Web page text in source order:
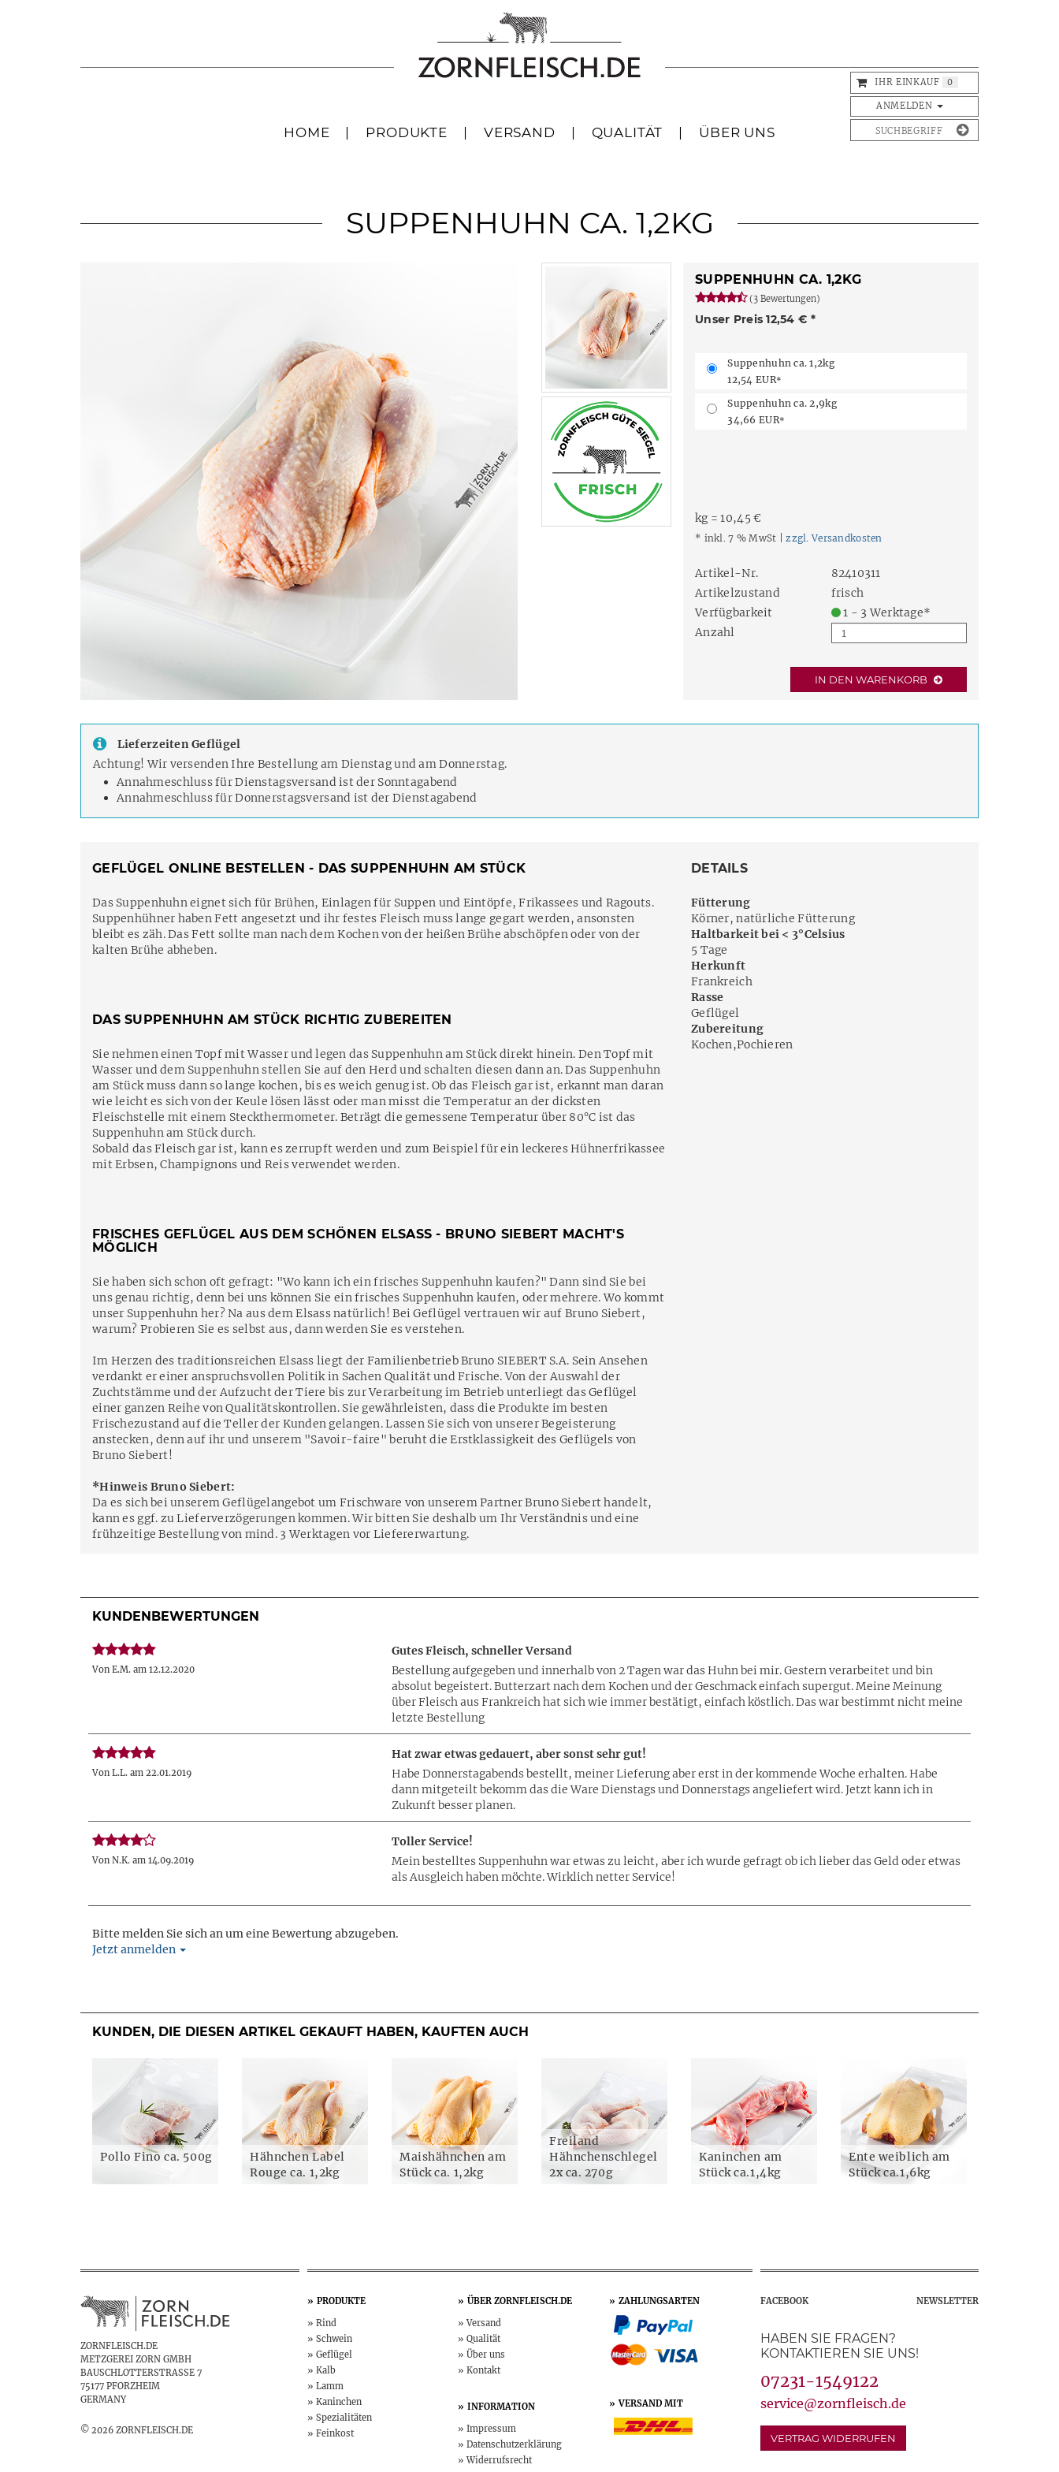
IHR EINKAUF 0
ANMELDEN
HOME PRODUKTE VERSAND QUALITÄT ÜBER UNS
SUPPENHUHN CA. 1,2KG
SUPPENHUHN CA. 1,2KG
(3 Bewertungen)
Unser Preis 12,54 € *
Suppenhuhn ca. 1,2kg
12,54 EUR*
Suppenhuhn ca. 2,9kg
34,66 EUR*
kg = 10,45 €
* inkl. 7 % MwSt |zzgl. Versandkosten
Artikel-Nr.
82410311
Artikelzustand
frisch
Verfügbarkeit
1 - 3 Werktage*
Anzahl
IN DEN WARENKORB
Lieferzeiten Geflügel
Achtung! Wir versenden Ihre Bestellung am Dienstag und am Donnerstag.
Annahmeschluss für Dienstagsversand ist der Sonntagabend
Annahmeschluss für Donnerstagsversand ist der Dienstagabend
GEFLÜGEL ONLINE BESTELLEN - DAS SUPPENHUHN AM STÜCK
Das Suppenhuhn eignet sich für Brühen, Einlagen für Suppen und Eintöpfe, Frikassees und Ragouts.
Suppenhühner haben Fett angesetzt und ihr festes Fleisch muss lange gegart werden, ansonsten
bleibt es zäh. Das Fett sollte man nach dem Kochen von der heißen Brühe abschöpfen oder von der
kalten Brühe abheben.
DAS SUPPENHUHN AM STÜCK RICHTIG ZUBEREITEN
Sie nehmen einen Topf mit Wasser und legen das Suppenhuhn am Stück direkt hinein. Den Topf mit
Wasser und dem Suppenhuhn stellen Sie auf den Herd und schalten diesen dann an. Das Suppenhuhn
am Stück muss dann so lange kochen, bis es weich genug ist. Ob das Fleisch gar ist, erkannt man daran
wie leicht es sich von der Keule lösen lässt oder man misst die Temperatur an der dicksten
Fleischstelle mit einem Steckthermometer. Beträgt die gemessene Temperatur über 80°C ist das
Suppenhuhn am Stück durch.
Sobald das Fleisch gar ist, kann es zerrupft werden und zum Beispiel für ein leckeres Hühnerfrikassee
mit Erbsen, Champignons und Reis verwendet werden.
FRISCHES GEFLÜGEL AUS DEM SCHÖNEN ELSASS - BRUNO SIEBERT MACHT'S
MÖGLICH
Sie haben sich schon oft gefragt: "Wo kann ich ein frisches Suppenhuhn kaufen?" Dann sind Sie bei
uns genau richtig, denn bei uns können Sie ein frisches Suppenhuhn kaufen, oder mehrere. Wo kommt
unser Suppenhuhn her? Na aus dem Elsass natürlich! Bei Geflügel vertrauen wir auf Bruno Siebert,
warum? Probieren Sie es selbst aus, dann werden Sie es verstehen.
Im Herzen des traditionsreichen Elsass liegt der Familienbetrieb Bruno SIEBERT S.A. Sein Ansehen
verdankt er einer anspruchsvollen Politik in Sachen Qualität und Frische. Von der Auswahl der
Zuchtstämme und der Aufzucht der Tiere bis zur Verarbeitung im Betrieb unterliegt das Geflügel
einer ganzen Reihe von Qualitätskontrollen. Sie gewährleisten, dass die Produkte im besten
Frischezustand auf die Teller der Kunden gelangen. Lassen Sie sich von unserer Begeisterung
anstecken, denn auf ihr und unserem "Savoir-faire" beruht die Erstklassigkeit des Geflügels von
Bruno Siebert!
*Hinweis Bruno Siebert:
Da es sich bei unserem Geflügelangebot um Frischware von unserem Partner Bruno Siebert handelt,
kann es ggf. zu Lieferverzögerungen kommen. Wir bitten Sie deshalb um Ihr Verständnis und eine
frühzeitige Bestellung von mind. 3 Werktagen vor Liefererwartung.
DETAILS
Fütterung
Körner, natürliche Fütterung
Haltbarkeit bei < 3°Celsius
5 Tage
Herkunft
Frankreich
Rasse
Geflügel
Zubereitung
Kochen,Pochieren
KUNDENBEWERTUNGEN
Von E.M. am 12.12.2020
Gutes Fleisch, schneller Versand
Bestellung aufgegeben und innerhalb von 2 Tagen war das Huhn bei mir. Gestern verarbeitet und bin
absolut begeistert. Butterzart nach dem Kochen und der Geschmack einfach supergut. Meine Meinung
über Fleisch aus Frankreich hat sich wie immer bestätigt, einfach köstlich. Das war bestimmt nicht meine
letzte Bestellung
Von L.L. am 22.01.2019
Hat zwar etwas gedauert, aber sonst sehr gut!
Habe Donnerstagabends bestellt, meiner Lieferung aber erst in der kommende Woche erhalten. Habe
dann mitgeteilt bekomm das die Ware Dienstags und Donnerstags angeliefert wird. Jetzt kann ich in
Zukunft besser planen.
Von N.K. am 14.09.2019
Toller Service!
Mein bestelltes Suppenhuhn war etwas zu leicht, aber ich wurde gefragt ob ich lieber das Geld oder etwas
als Ausgleich haben möchte. Wirklich netter Service!
Bitte melden Sie sich an um eine Bewertung abzugeben.
Jetzt anmelden
KUNDEN, DIE DIESEN ARTIKEL GEKAUFT HABEN, KAUFTEN AUCH
Pollo Fino ca. 500g
Hähnchen Label
Rouge ca. 1,2kg
Maishähnchen am
Stück ca. 1,2kg
Freiland
Hähnchenschlegel
2x ca. 270g
Kaninchen am
Stück ca.1,4kg
Ente weiblich am
Stück ca.1,6kg
ZORNFLEISCH.DE
METZGEREI ZORN GMBH
BAUSCHLOTTERSTRASSE 7
75177 PFORZHEIM
GERMANY
© 2026 ZORNFLEISCH.DE
PRODUKTE
Rind
Schwein
Geflügel
Kalb
Lamm
Kaninchen
Spezialitäten
Feinkost
ÜBERZORNFLEISCH.DE
Versand
Qualität
Über uns
Kontakt
INFORMATION
Impressum
Datenschutz­erklärung
Widerruf­srecht
ZAHLUNGSARTEN
VERSAND MIT
FACEBOOK NEWSLETTER
HABEN SIE FRAGEN?
KONTAKTIEREN SIE UNS!
07231-1549122
service@zornfleisch.de
VERTRAG WIDERRUFEN